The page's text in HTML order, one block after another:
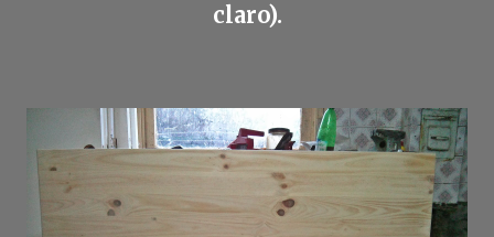
claro).